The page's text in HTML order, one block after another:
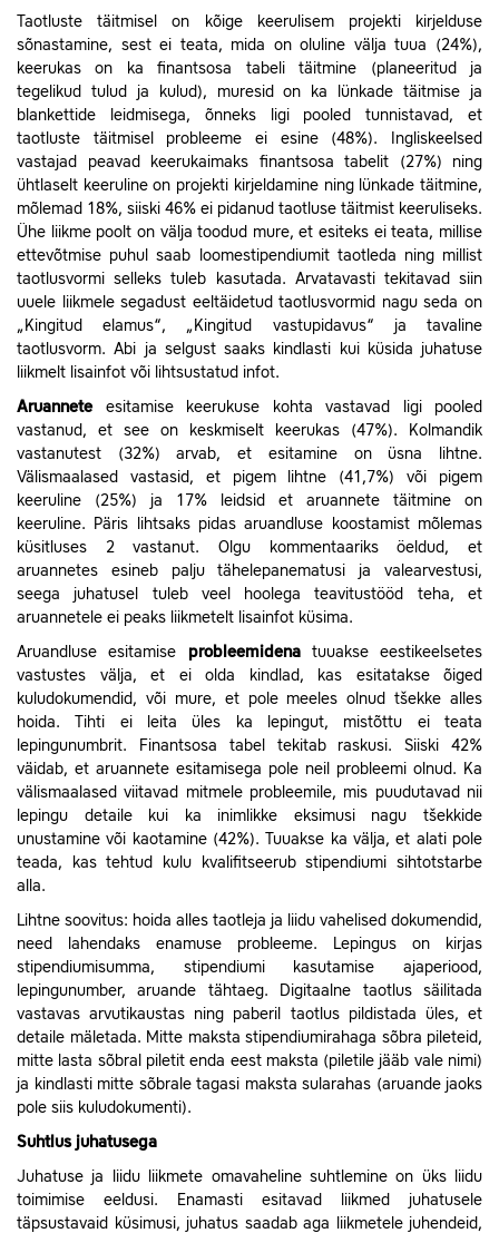
Taotluste täitmisel on kõige keerulisem projekti kirjelduse
sõnastamine, sest ei teata, mida on oluline välja tuua (24%),
keerukas on ka finantsosa tabeli täitmine (planeeritud ja
tegelikud tulud ja kulud), muresid on ka lünkade täitmise ja
blankettide leidmisega, õnneks ligi pooled tunnistavad, et
taotluste täitmisel probleeme ei esine (48%). Ingliskeelsed
vastajad peavad keerukaimaks finantsosa tabelit (27%) ning
ühtlaselt keeruline on projekti kirjeldamine ning lünkade täitmine,
mõlemad 18%, siiski 46% ei pidanud taotluse täitmist keeruliseks.
Ühe liikme poolt on välja toodud mure, et esiteks ei teata, millise
ettevõtmise puhul saab loomestipendiumit taotleda ning millist
taotlusvormi selleks tuleb kasutada. Arvatavasti tekitavad siin
uuele liikmele segadust eeltäidetud taotlusvormid nagu seda on
„Kingitud elamus“, „Kingitud vastupidavus“ ja tavaline
taotlusvorm. Abi ja selgust saaks kindlasti kui küsida juhatuse
liikmelt lisainfot või lihtsustatud infot.
Aruanneteesitamise keerukuse kohta vastavad ligi pooled
vastanud, et see on keskmiselt keerukas (47%). Kolmandik
vastanutest (32%) arvab, et esitamine on üsna lihtne.
Välismaalased vastasid, et pigem lihtne (41,7%) või pigem
keeruline (25%) ja 17% leidsid et aruannete täitmine on
keeruline. Päris lihtsaks pidas aruandluse koostamist mõlemas
küsitluses 2 vastanut. Olgu kommentaariks öeldud, et
aruannetes esineb palju tähelepanematusi ja valearvestusi,
seega juhatusel tuleb veel hoolega teavitustööd teha, et
aruannetele ei peaks liikmetelt lisainfot küsima.
Aruandluse esitamise probleemidena
tuuakse eestikeelsetes
vastustes välja, et ei olda kindlad, kas esitatakse õiged
kuludokumendid, või mure, et pole meeles olnud tšekke alles
hoida. Tihti ei leita üles ka lepingut, mistõttu ei teata
lepingunumbrit. Finantsosa tabel tekitab raskusi.Siiski 42%
väidab, et aruannete esitamisega pole neil probleemi olnud. Ka
välismaalased viitavad mitmele probleemile, mis puudutavad nii
lepingu detaile kui ka inimlikke eksimusi nagu tšekkide
unustamine või kaotamine (42%). Tuuakse ka välja, et alati pole
teada, kas tehtud kulu kvalifitseerub stipendiumi sihtotstarbe
alla.
Lihtne soovitus: hoida alles taotleja ja liidu vahelised dokumendid,
need lahendaks enamuse probleeme. Lepingus on kirjas
stipendiumisumma, stipendiumi kasutamise ajaperiood,
lepingunumber, aruande tähtaeg. Digitaalne taotlus säilitada
vastavas arvutikaustas ning paberil taotlus pildistada üles, et
detaile mäletada. Mitte maksta stipendiumirahaga sõbra pileteid,
mitte lasta sõbral piletit enda eest maksta (piletile jääb vale nimi)
ja kindlasti mitte sõbrale tagasi maksta sularahas (aruande jaoks
pole siis kuludokumenti).
Suhtlus juhatusega
Juhatuse ja liidu liikmete omavaheline suhtlemine on üks liidu
toimimise eeldusi. Enamasti esitavad liikmed juhatusele
täpsustavaid küsimusi, juhatus saadab aga liikmetele juhendeid,